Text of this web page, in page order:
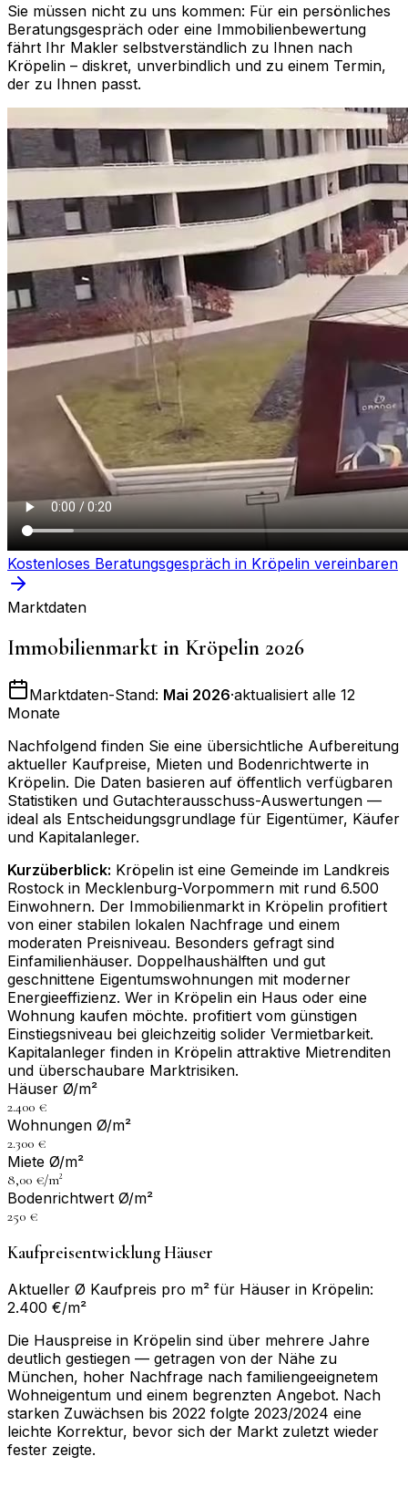
Sie müssen nicht zu uns kommen: Für ein persönliches
Beratungsgespräch oder eine Immobilienbewertung
fährt Ihr Makler selbstverständlich zu Ihnen nach
Kröpelin – diskret, unverbindlich und zu einem Termin,
der zu Ihnen passt.
Kostenloses Beratungsgespräch in Kröpelin vereinbaren
Marktdaten
Immobilienmarkt in Kröpelin 2026
Marktdaten-Stand: Mai 2026·aktualisiert alle 12
Monate
Nachfolgend finden Sie eine übersichtliche Aufbereitung
aktueller Kaufpreise, Mieten und Bodenrichtwerte in
Kröpelin. Die Daten basieren auf öffentlich verfügbaren
Statistiken und Gutachterausschuss-Auswertungen —
ideal als Entscheidungsgrundlage für Eigentümer, Käufer
und Kapitalanleger.
Kurzüberblick: Kröpelin ist eine Gemeinde im Landkreis
Rostock in Mecklenburg-Vorpommern mit rund 6.500
Einwohnern. Der Immobilienmarkt in Kröpelin profitiert
von einer stabilen lokalen Nachfrage und einem
moderaten Preisniveau. Besonders gefragt sind
Einfamilienhäuser. Doppelhaushälften und gut
geschnittene Eigentumswohnungen mit moderner
Energieeffizienz. Wer in Kröpelin ein Haus oder eine
Wohnung kaufen möchte. profitiert vom günstigen
Einstiegsniveau bei gleichzeitig solider Vermietbarkeit.
Kapitalanleger finden in Kröpelin attraktive Mietrenditen
und überschaubare Marktrisiken.
Häuser Ø/m²
2.400 €
Wohnungen Ø/m²
2.300 €
Miete Ø/m²
8,00 €/m²
Bodenrichtwert Ø/m²
250 €
Kaufpreisentwicklung Häuser
Aktueller Ø Kaufpreis pro m² für Häuser in Kröpelin:
2.400 €/m²
Die Hauspreise in Kröpelin sind über mehrere Jahre
deutlich gestiegen — getragen von der Nähe zu
München, hoher Nachfrage nach familiengeeignetem
Wohneigentum und einem begrenzten Angebot. Nach
starken Zuwächsen bis 2022 folgte 2023/2024 eine
leichte Korrektur, bevor sich der Markt zuletzt wieder
fester zeigte.